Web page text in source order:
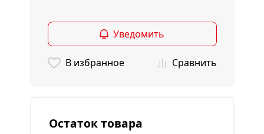
Уведомить
В избранное Сравнить
Остаток товара